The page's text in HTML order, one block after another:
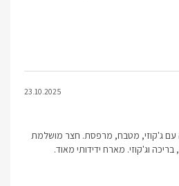
23.10.2025
עם ג'קוזי, מטבח, מרפסת. חצר מושלמת
בריכה וג'קוזי. מארח ידידותי מאוד.